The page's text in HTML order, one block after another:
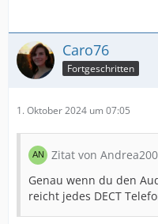
Caro76
Fortgeschritten
1. Oktober 2024 um 07:05
Zitat von
Genau wenn du den
reicht jedes DECT